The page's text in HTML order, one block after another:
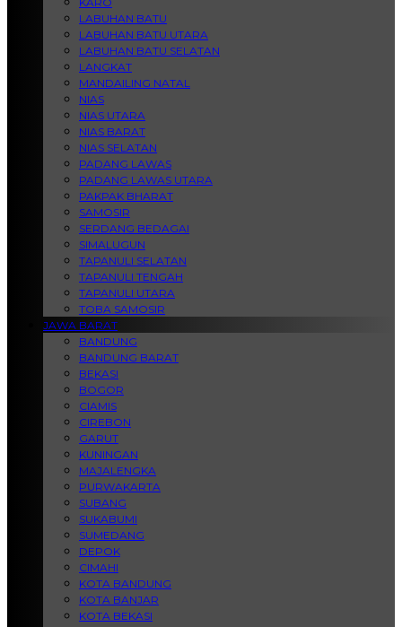
LABUHAN BATU
LABUHAN BATU UTARA
LABUHAN BATU SELATAN
LANGKAT
MANDAILING NATAL
NIAS
NIAS UTARA
NIAS BARAT
NIAS SELATAN
PADANG LAWAS
PADANG LAWAS UTARA
PAKPAK BHARAT
SAMOSIR
SERDANG BEDAGAI
SIMALUGUN
TAPANULI SELATAN
TAPANULI TENGAH
TAPANULI UTARA
TOBA SAMOSIR
JAWA BARAT
BANDUNG
BANDUNG BARAT
BEKASI
BOGOR
CIAMIS
CIREBON
GARUT
KUNINGAN
MAJALENGKA
PURWAKARTA
SUBANG
SUKABUMI
SUMEDANG
DEPOK
CIMAHI
KOTA BANDUNG
KOTA BANJAR
KOTA BEKASI